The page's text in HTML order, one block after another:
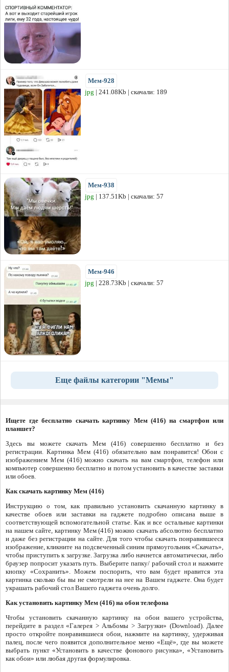
Мем-928
jpg | 241.08Kb | скачали: 189
Мем-938
jpg | 137.51Kb | скачали: 57
Мем-946
jpg | 228.73Kb | скачали: 57
Еще файлы категории "Мемы"
Ищете где бесплатно скачать картинку Мем (416) на смартфон или
планшет?
Здесь вы можете скачать Мем (416) совершенно бесплатно и без
регистрации. Картинка Мем (416) обязательно вам понравится! Обои с
изображением Мем (416) можно скачать на вам смартфон, телефон или
компьютер совершенно бесплатно и потом установить в качестве заставки
или обоев.
Как скачать картинку Мем (416)
Инструкцию о том, как правильно установить скачанную картинку в
качестве обоев или заставки на гаджете подробно описана выше в
соответствующей вспомогательной статье. Как и все остальные картинки
на нашем сайте, картинку Мем (416) можно скачать абсолютно бесплатно
и даже без регистрации на сайте. Для того чтобы скачать понравившееся
изображение, кликните на подсвеченный синим прямоугольник «Скачать»,
чтобы приступить к загрузке. Загрузка либо начнется автоматически, либо
браузер попросит указать путь. Выберите папку/ рабочий стол и нажмите
кнопку «Сохранить». Можем поспорить, что вам будет нравится эта
картинка сколько бы вы не смотрели на нее на Вашем гаджете. Она будет
украшать рабочий стол Вашего гаджета очень долго.
Как установить картинку Мем (416) на обои телефона
Чтобы установить скачанную картинку на обои вашего устройства,
перейдите в раздел «Галерея > Альбомы > Загрузки» (Download). Далее
просто откройте понравившиеся обои, нажмите на картинку, удерживая
палец, после чего появится дополнительное меню «Ещё», где вы можете
выбрать пункт «Установить в качестве фонового рисунка», «Установить
как обои» или любая другая формулировка.